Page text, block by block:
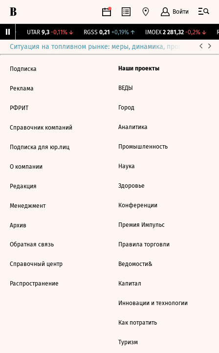
Войти
UTAR 9,3 -0,11%↓ RGSS 0,21 +0,19%↑ IMOEX 2 281,32 -0,2%↓
Ситуация на топливном рынке: меры, динамика, прогнозы
Подписка
Реклама
РФРИТ
Справочник компаний
Подписка для юр.лиц
О компании
Редакция
Менеджмент
Архив
Обратная связь
Справочный центр
Распространение
Наши проекты
ВЕДЫ
Город
Аналитика
Промышленность
Наука
Здоровье
Конференции
Премия Импульс
Правила торговли
Ведомости&
Капитал
Инновации и технологии
Как потратить
Туризм